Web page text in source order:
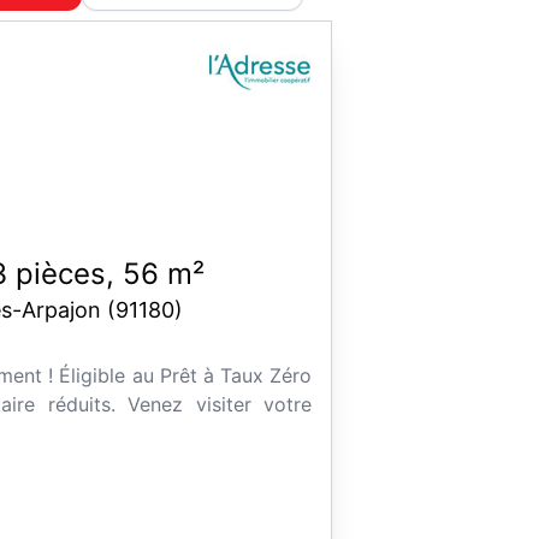
pièces, 56 m²
Arpajon (91180)
! Éligible au Prêt à Taux Zéro
réduits. Venez visiter votre